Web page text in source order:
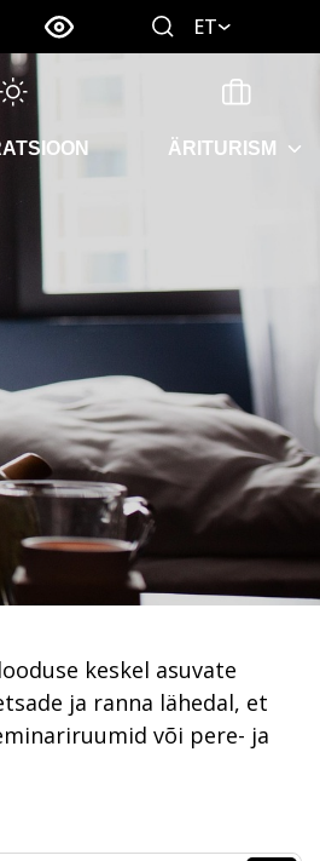
ET
ÄRITURISM
keskel asuvate
ja ranna lähedal, et
või pere- ja